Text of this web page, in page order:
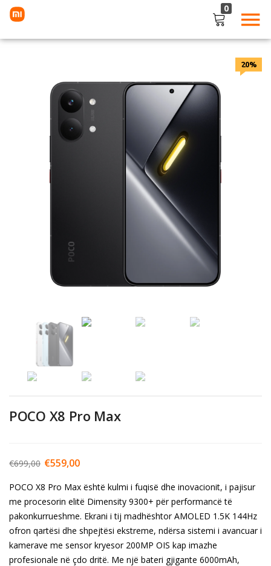
0
20%
POCO X8 Pro Max
€699,00 €559,00
POCO X8 Pro Max është kulmi i fuqisë dhe inovacionit, i pajisur
me procesorin elitë Dimensity 9300+ për performancë të
pakonkurrueshme. Ekrani i tij madhështor AMOLED 1.5K 144Hz
ofron qartësi dhe shpejtësi ekstreme, ndërsa sistemi i avancuar i
kamerave me sensor kryesor 200MP OIS kap imazhe
profesionale në çdo dritë. Me një bateri gjigante 6000mAh,